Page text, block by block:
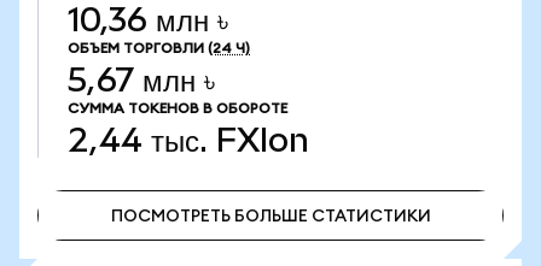
10,36 млн ৳
ОБЪЕМ ТОРГОВЛИ (24 Ч)
5,67 млн ৳
СУММА ТОКЕНОВ В ОБОРОТЕ
2,44 тыс. FXIon
ПОСМОТРЕТЬ БОЛЬШЕ СТАТИСТИКИ